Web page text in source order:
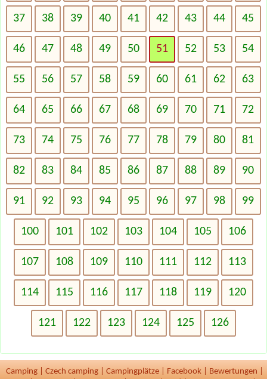
37 38 39 40 41 42 43 44 45
46 47 48 49 50 51 52 53 54
55 56 57 58 59 60 61 62 63
64 65 66 67 68 69 70 71 72
73 74 75 76 77 78 79 80 81
82 83 84 85 86 87 88 89 90
91 92 93 94 95 96 97 98 99
100 101 102 103 104 105 106
107 108 109 110 111 112 113
114 115 116 117 118 119 120
121 122 123 124 125 126
Camping Czech camping Campingplätze Facebook Bewertungen